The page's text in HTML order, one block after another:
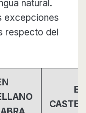
natural.
excepciones
respecto del
EN